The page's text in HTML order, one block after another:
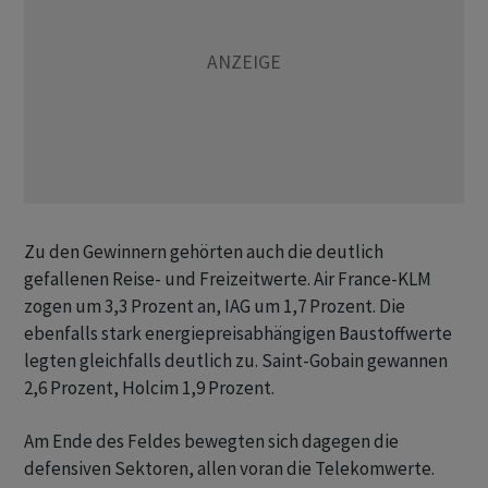
Zu den Gewinnern gehörten auch die deutlich
gefallenen Reise- und Freizeitwerte. Air France-KLM
zogen um 3,3 Prozent an, IAG um 1,7 Prozent. Die
ebenfalls stark energiepreisabhängigen Baustoffwerte
legten gleichfalls deutlich zu. Saint-Gobain gewannen
2,6 Prozent, Holcim 1,9 Prozent.
Am Ende des Feldes bewegten sich dagegen die
defensiven Sektoren, allen voran die Telekomwerte.